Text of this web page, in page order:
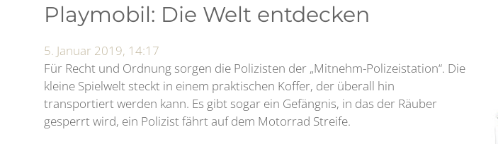
Playmobil: Die Welt entdecken
5. Januar 2019, 14:17
Für Recht und Ordnung sorgen die Polizisten der „Mitnehm-Polizeistation“. Die
kleine Spielwelt steckt in einem praktischen Koffer, der überall hin
transportiert werden kann. Es gibt sogar ein Gefängnis, in das der Räuber
gesperrt wird, ein Polizist fährt auf dem Motorrad Streife.